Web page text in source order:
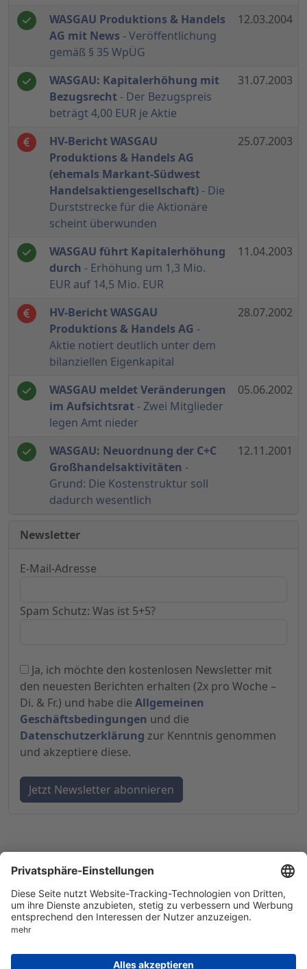
WASGAU Produktions & Handels
AG mit News - Veröffentlichung
gemäß § 35 WpÜG
12.03.2004
WASGAU: Kapitalerhöhung mit
Bezugsrecht- Der Bezugspreis
beträgt 4,00 EUR je Aktie
31.07.2003
HV-Bericht WASGAU
Produktions & Handels AG
(ehemals Markant-Südwest
Handelsaktiengesellschaft) - Die
Durststrecke für die Aktionäre
scheint überwunden
25.07.2003
WASGAU führt Kapitalerhöhung
durch - Erhöhung um 1,3 Mio.
EUR auf 14,5 Mio. EUR
11.04.2003
HV-Bericht WASGAU
Produktions & Handels AG -
Aktie notiert deutlich unter dem
bilanziellen Eigenkapital
28.07.2002
WASGAU meldet Veränderungen
im Aufsichtsrat- Zwei Mitglieder
legen Amt nieder
05.06.2002
WASGAU: Neuordnung der C+C
Großhandelsaktivitäten -
Grund: Die Kostenstruktur soll
dadurch wesentlich
12.11.2001
Newsletter
E-Mail-Adresse
Spam Schutz: Was ist 5+5?
Ja, ich möchte den kostenlosen Newsletter mit
den neuesten Berichten erhalten (2x pro Woche –
Di. & Fr.) und habe die Allgemeinen
Geschäftsbedingungen und die
Datenschutzerklärung zur Kenntnis genommen
und akzeptiere diese.
© 1998-2026by GSC Research GmbH
Datenschutz